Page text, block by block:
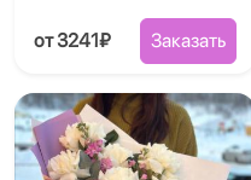
от 3241₽ Заказать